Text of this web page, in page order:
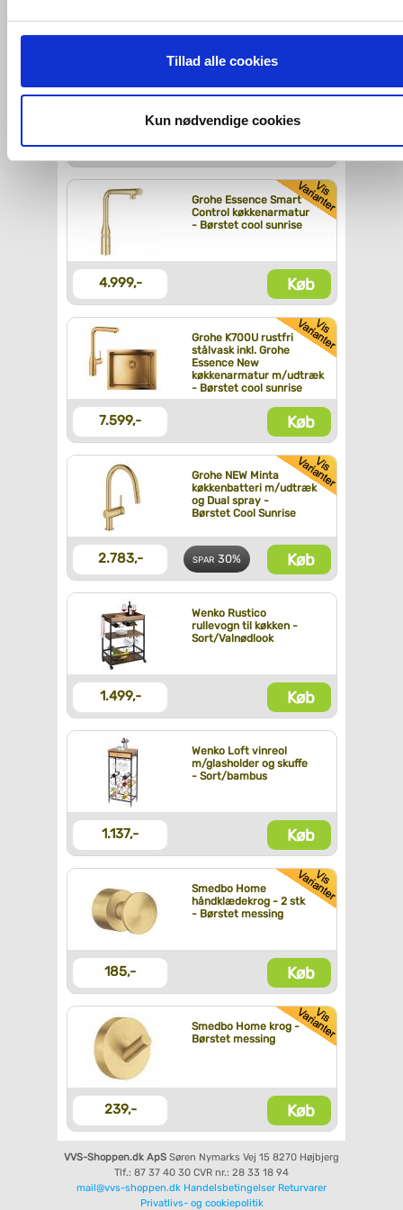
Hvis du accepterer alle cookies, så giver du samtykke til de
ovenfor nævnte formål med de pågældende cookies. Du har
og fra nedenfor. Til enhver tid er det ligeledes muligt, at
dit samtykke, hvis du måtte ønske det.
Du kan se mere om, hvordan vi behandler dine
personoplysninger, ved at klikkeher.
Tillad alle cookies
Kun nødvendige cookies
Grohe Essence New
- Børstet cool sunrise
3.299,- Køb
Grohe Essence Smart
Control køkkenarmatur
- Børstet cool sunrise
4.999,- Køb
Grohe K700U rustfri
stålvask inkl. Grohe
Essence New
køkkenarmatur m/udtræk
- Børstet cool sunrise
7.599,- Køb
Grohe NEW Minta
køkkenbatteri m/udtræk
og Dual spray -
Børstet Cool Sunrise
2.783,- SPAR 30% Køb
Wenko Rustico
rullevogn til køkken -
Sort/Valnødlook
1.499,- Køb
Wenko Loft vinreol
m/glasholder og skuffe
- Sort/bambus
1.137,- Køb
Smedbo Home
håndklædekrog - 2 stk
- Børstet messing
185,- Køb
Smedbo Home krog -
Børstet messing
239,- Køb
VVS-Shoppen.dk ApS Søren Nymarks Vej 15 8270 Højbjerg
Tlf.: 87 37 40 30 CVR nr.: 28 33 18 94
mail@vvs-shoppen.dk Handelsbetingelser Returvarer
Privatlivs- og cookiepolitik